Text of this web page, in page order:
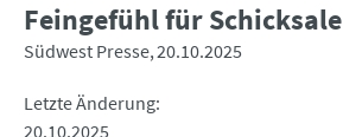
Feingefühl für Schicksale
Südwest Presse 20.10.2025
Letzte Änderung
20.10.2025